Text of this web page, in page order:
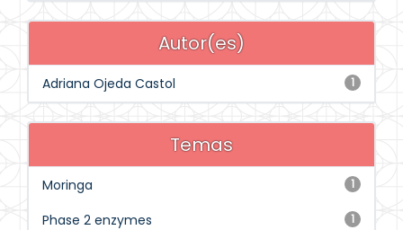
Autor(es)
1
Adriana Ojeda Castol
Temas
1
Moringa
1
Phase 2 enzymes